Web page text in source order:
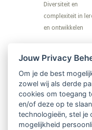
Diversiteit en
complexiteit in
en ontwikkelen
Nieuwsbrief
Ontvang 10 x per
relatienieuwsbrief
vrij
Jouw Privacy
Om je de best
zowel wij als derde
cookies om toegang
en/of deze op te
technologieën, stel je
mogelijkheid